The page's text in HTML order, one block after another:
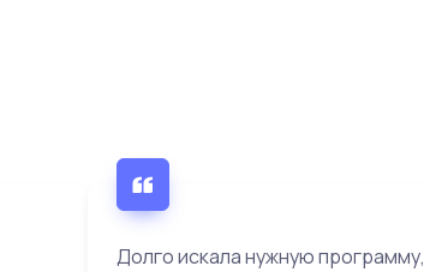
Долго искала нужную программу,